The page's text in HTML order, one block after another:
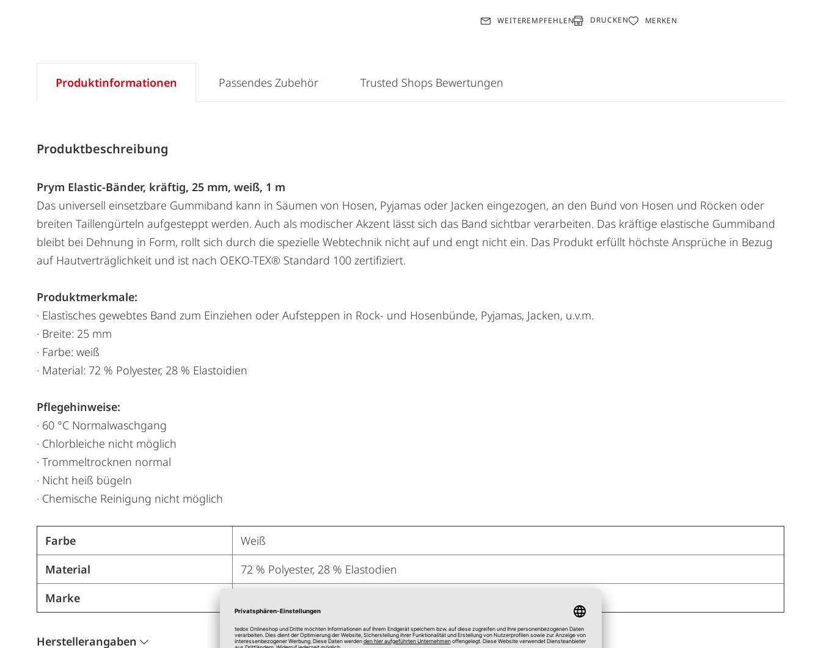
WEITEREMPFEHLEN DRUCKEN MERKEN
Produktinformationen
Produktbeschreibung
Prym Elastic-Bänder, kräftig, 25 mm, weiß, 1 m
Das universell einsetzbare Gummiband kann in Säumen von Hosen, Pyjamas oder Jacken eingezogen, an den Bund von Hosen und Röcken oder
breiten Taillengürteln aufgesteppt werden. Auch als modischer Akzent lässt sich das Band sichtbar verarbeiten. Das kräftige elastische Gummiband
bleibt bei Dehnung in Form, rollt sich durch die spezielle Webtechnik nicht auf und engt nicht ein. Das Produkt erfüllt höchste Ansprüche in Bezug
auf Hautverträglichkeit und ist nach OEKO-TEX® Standard 100 zertifiziert.
Produktmerkmale:
· Elastisches gewebtes Band zum Einziehen oder Aufsteppen in Rock- und Hosenbünde, Pyjamas, Jacken, u.v.m.
· Breite: 25 mm
· Farbe: weiß
· Material: 72 % Polyester, 28 % Elastoidien
Pflegehinweise:
· 60 °C Normalwaschgang
· Chlorbleiche nicht möglich
· Trommeltrocknen normal
· Nicht heiß bügeln
· Chemische Reinigung nicht möglich
Farbe
Weiß
Material
72 % Polyester, 28 % Elastodien
Marke
Herstellerangaben
Passendes Zubehör Trusted Shops Bewertungen